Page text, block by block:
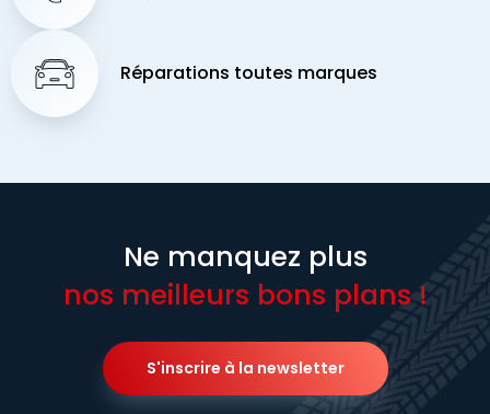
Réparations toutes marques
Ne manquez plus
nos meilleurs bons plans !
S'inscrire à la newsletter